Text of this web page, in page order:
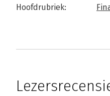
Hoofdrubriek: